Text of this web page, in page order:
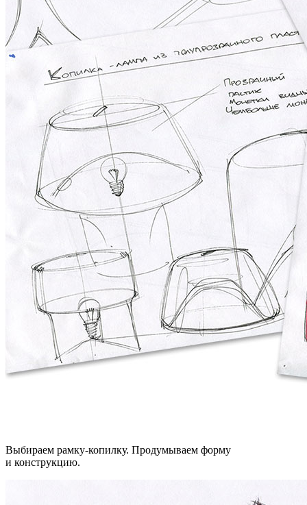
Выбираем рамку-копилку. Продумываем форму
и конструкцию.